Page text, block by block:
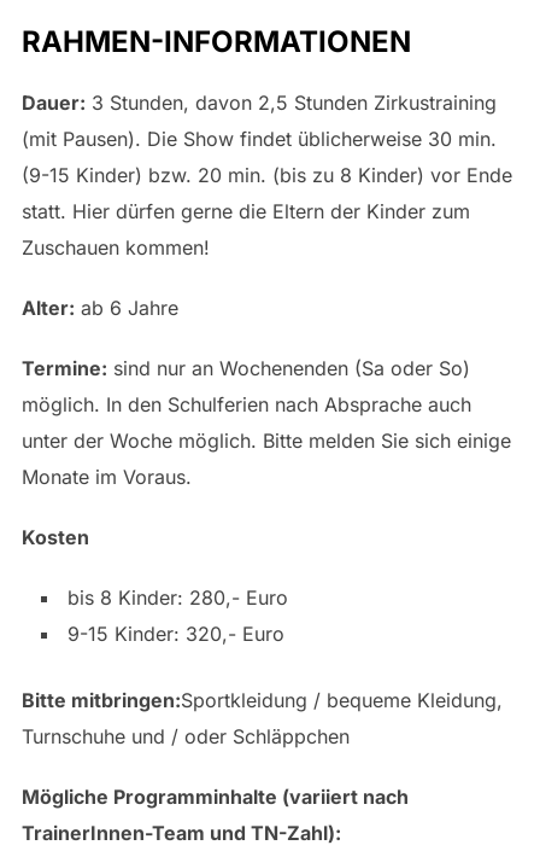
RAHMEN-INFORMATIONEN
Dauer: 3 Stunden, davon 2,5 Stunden Zirkustraining
(mit Pausen). Die Show findet üblicherweise 30 min.
(9-15 Kinder) bzw. 20 min. (bis zu 8 Kinder) vor Ende
statt. Hier dürfen gerne die Eltern der Kinder zum
Zuschauen kommen!
Alter: ab 6 Jahre
Termine: sind nur an Wochenenden (Sa oder So)
möglich. In den Schulferien nach Absprache auch
unter der Woche möglich. Bitte melden Sie sich einige
Monate im Voraus.
Kosten
bis 8 Kinder: 280,- Euro
9-15 Kinder: 320,- Euro
Bitte mitbringen:Sportkleidung / bequeme Kleidung,
Turnschuhe und / oder Schläppchen
Mögliche Programminhalte (variiert nach
TrainerInnen-Team und TN-Zahl):